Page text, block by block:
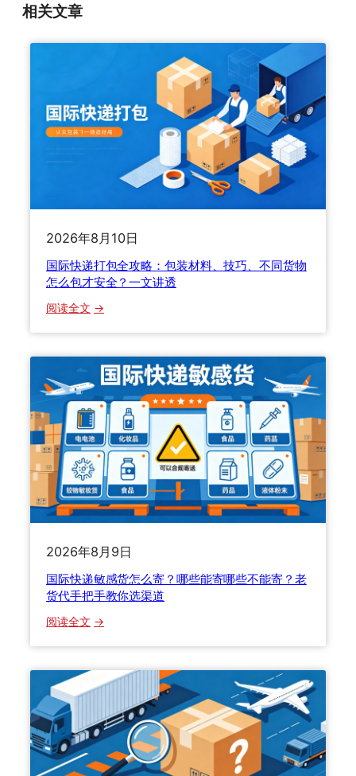
相关文章
2026年8月10日
国际快递打包全攻略：包装材料、技巧、不同货物
怎么包才安全？一文讲透
阅读全文 ：
递
打
包
全
攻
略
：
包
装
材
、
技
巧
同
货
怎
么
包
2026年8月9日
国际快递敏感货怎么寄？哪些能寄哪些不能寄？老
货代手把手教你选渠道
阅读全文 ：
快
递
感
货
怎